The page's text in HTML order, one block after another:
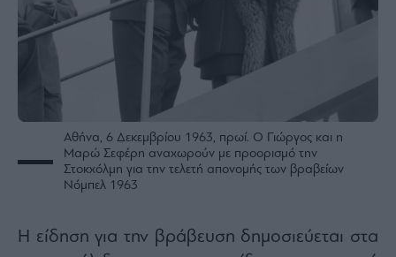
Αθήνα, 6 Δεκεμβρίου 1963, πρωί. Ο Γιώργος και η
Μαρώ Σεφέρη αναχωρούν με προορισμό την
Στοκχόλμη για την τελετή απονομής των βραβείων
Νόμπελ 1963
Η είδηση για την βράβευση δημοσιεύεται στα